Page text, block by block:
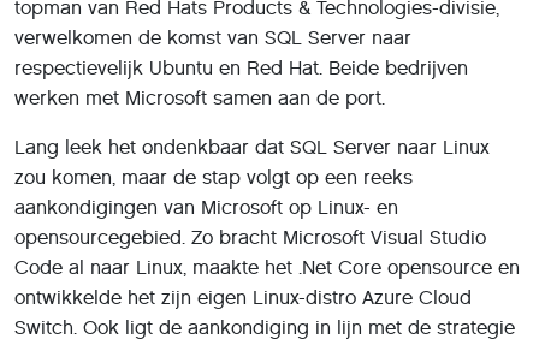
topman van Red Hats Products & Technologies-divisie,
verwelkomen de komst van SQL Server naar
respectievelijk Ubuntu en Red Hat. Beide bedrijven
werken met Microsoft samen aan de port.
Lang leek het ondenkbaar dat SQL Server naar Linux
zou komen, maar de stap volgt op een reeks
aankondigingen van Microsoft op Linux- en
opensourcegebied. Zo bracht Microsoft Visual Studio
Code al naar Linux, maakte het .Net Core opensource en
ontwikkelde het zijn eigen Linux-distro Azure Cloud
Switch. Ook ligt de aankondiging in lijn met de strategie